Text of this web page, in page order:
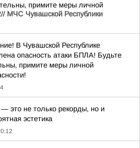
примите меры личной
МЧС Чувашской Республики
В Чувашской Республике
опасность атаки БПЛА! Будьте
примите меры личной
это не только рекорды, но и
эстетика